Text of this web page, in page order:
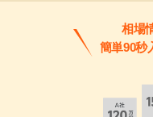
相場
簡単90秒